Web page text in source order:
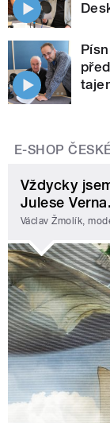
E-SHOP
Vždycky
Julese
Václav Žmolík,